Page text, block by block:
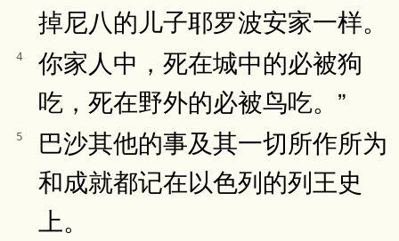
掉尼八的儿子耶罗波安家一样。
4
你家人中，死在城中的必被狗
吃，死在野外的必被鸟吃。”
5
巴沙其他的事及其一切所作所为
和成就都记在以色列的列王史
上。